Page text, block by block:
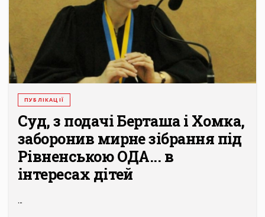
ПУБЛІКАЦІЇ
Суд, з подачі Берташа і Хомка,
заборонив мирне зібрання під
Рівненською ОДА... в
інтересах дітей
...